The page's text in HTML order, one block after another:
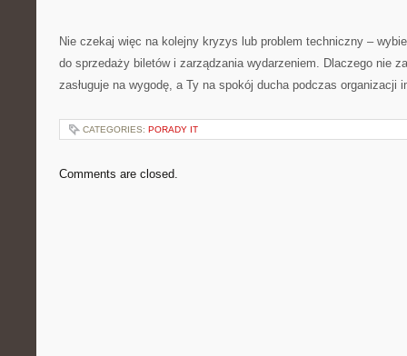
Nie czekaj więc na kolejny kryzys lub problem techniczny –
do sprzedaży biletów i zarządzania wydarzeniem. Dlaczego nie
zasługuje na wygodę, a Ty na spokój ducha podczas organizacji
CATEGORIES: PORADY IT
Comments are closed.